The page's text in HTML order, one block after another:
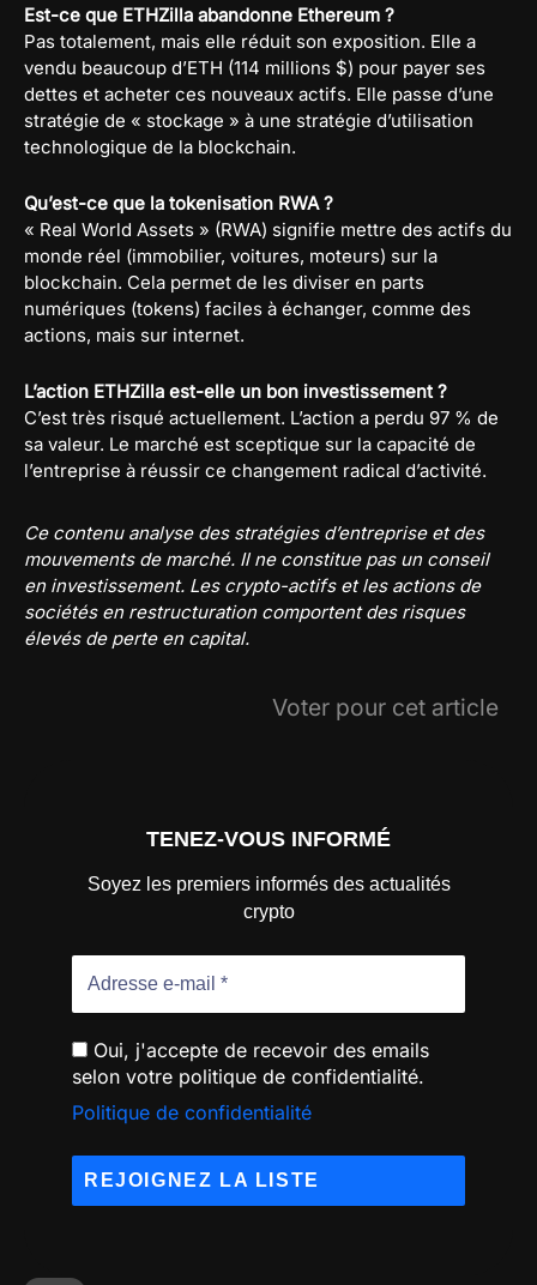
Est-ce que ETHZilla abandonne Ethereum ?
Pas totalement, mais elle réduit son exposition. Elle a
vendu beaucoup d’ETH (114 millions $) pour payer ses
dettes et acheter ces nouveaux actifs. Elle passe d’une
stratégie de « stockage » à une stratégie d’utilisation
technologique de la blockchain.
Qu’est-ce que la tokenisation RWA ?
« Real World Assets » (RWA) signifie mettre des actifs du
monde réel (immobilier, voitures, moteurs) sur la
blockchain. Cela permet de les diviser en parts
numériques (tokens) faciles à échanger, comme des
actions, mais sur internet.
L’action ETHZilla est-elle un bon investissement ?
C’est très risqué actuellement. L’action a perdu 97 % de
sa valeur. Le marché est sceptique sur la capacité de
l’entreprise à réussir ce changement radical d’activité.
Ce contenu analyse des stratégies d’entreprise et des
mouvements de marché. Il ne constitue pas un conseil
en investissement. Les crypto-actifs et les actions de
sociétés en restructuration comportent des risques
élevés de perte en capital.
Voter pour cet article
TENEZ-VOUS INFORMÉ
Soyez les premiers informés des actualités
crypto
Oui, j'accepte de recevoir des emails
selon votre politique de confidentialité.
Politique de confidentialité